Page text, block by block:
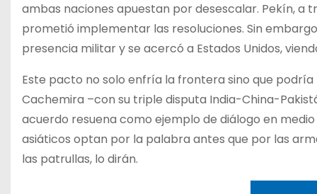
ambas naciones apuestan por desescalar. Pekín, a
prometió implementar las resoluciones. Sin
presencia militar y se acercó a Estados Unidos,
Este pacto no solo enfría la frontera sino que
Cachemira –con su triple disputa India-China-
acuerdo resuena como ejemplo de diálogo en
asiáticos optan por la palabra antes que por las
las patrullas, lo dirán.